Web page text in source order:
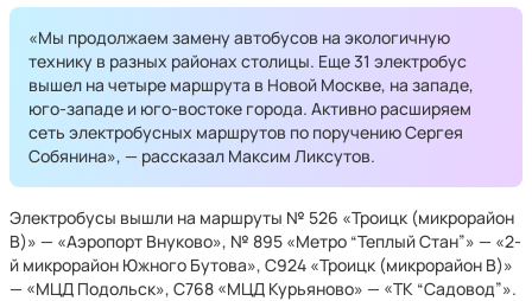
«Мы продолжаем замену автобусов на экологичную
технику в разных районах столицы. Еще 31 электробус
вышел на четыре маршрута в Новой Москве, на западе,
юго-западе и юго-востоке города. Активно расширяем
сеть электробусных маршрутов по поручению Сергея
Собянина», — рассказал Максим Ликсутов.
Электробусы вышли на маршруты № 526 «Троицк (микрорайон
В)» — «Аэропорт Внуково», № 895 «Метро “Теплый Стан”» — «2-
й микрорайон Южного Бутова», С924 «Троицк (микрорайон В)»
— «МЦД Подольск», С768 «МЦД Курьяново» — «ТК “Садовод”».